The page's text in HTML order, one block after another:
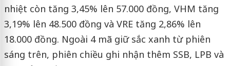
nhiệt còn tăng 3,45% lên 57.000 đồng, VHM tăng
3,19% lên 48.500 đồng và VRE tăng 2,86% lên
18.000 đồng. Ngoài 4 mã giữ sắc xanh từ phiên
sáng trên, phiên chiều ghi nhận thêm SSB, LPB và